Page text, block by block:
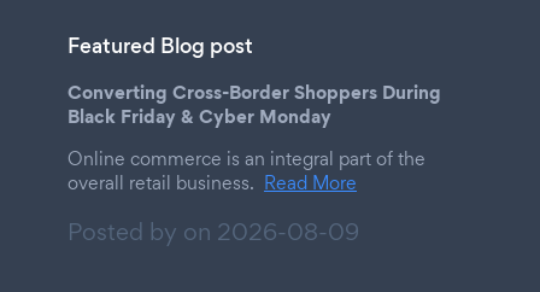
Featured Blog post
Converting Cross-Border Shoppers During
Black Friday & Cyber Monday
Online commerce is an integral part of the
overall retail business. Read More
Posted by on 2026-08-09